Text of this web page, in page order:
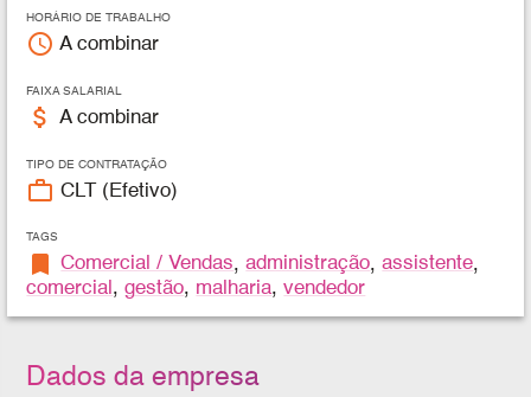
HORÁRIO DE TRABALHO
access_time A combinar
FAIXA SALARIAL
attach_money A combinar
TIPO DE CONTRATAÇÃO
work_outline CLT (Efetivo)
TAGS
bookmark Comercial / Vendas,administração,assistente,
comercial ,gestão, malharia,vendedor
Dados da empresa